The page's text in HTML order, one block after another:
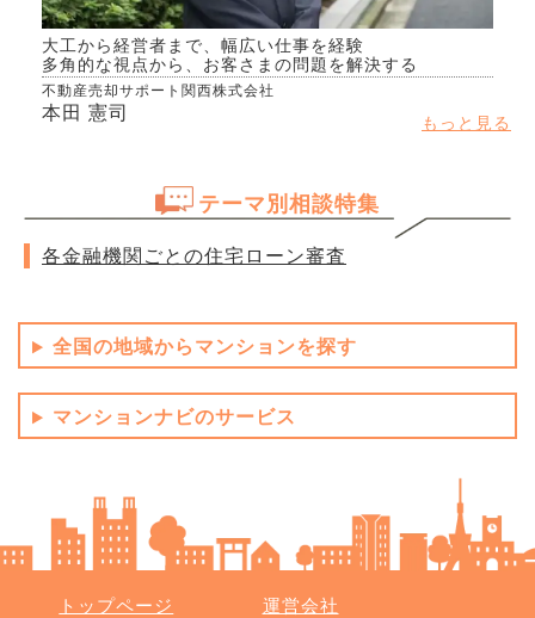
大工から経営者まで、幅広い仕事を経験
多角的な視点から、お客さまの問題を解決する
不動産売却サポート関西株式会社
本田 憲司 もっと見る
テーマ別相談特集
各金融機関ごとの住宅ローン審査
全国の地域からマンションを探す
マンションナビのサービス
トップページ 運営会社